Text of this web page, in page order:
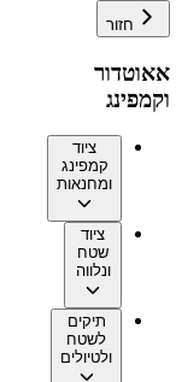
חזור
אאוטדור
וקמפינג
ציוד
קמפינג
ומחנאות
ציוד
שטח
ונלווה
תיקים
לשטח
ולטיולים